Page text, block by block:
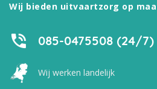
Wij bieden uitvaartzorg op
085-0475508 (24/7)
Wij werken landelijk